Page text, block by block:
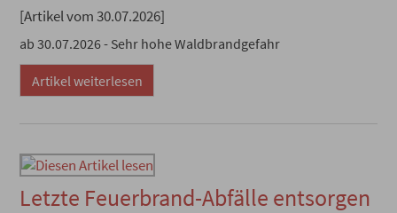
[Artikel vom 30.07.2026]
ab 30.07.2026 - Sehr hohe Waldbrandgefahr
Artikel weiterlesen
Letzte Feuerbrand-Abfälle entsorgen